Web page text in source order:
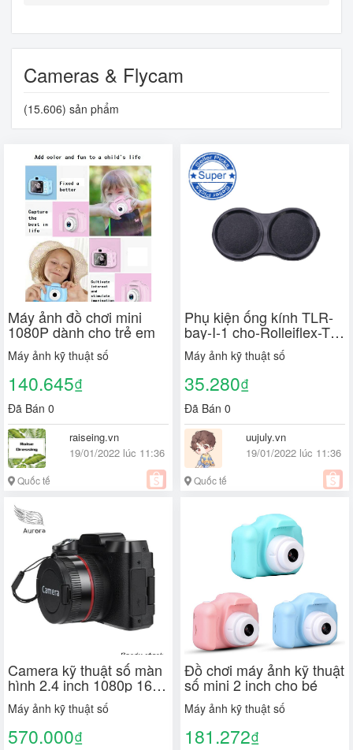
Cameras & Flycam
(15.606) sản phẩm
Máy ảnh đồ chơi mini
1080P dành cho trẻ em
Máy ảnh kỹ thuật số
140.645₫
Đã Bán 0
raiseing.vn
19/01/2022 lúc 11:36
Quốc tế
Phụ kiện ống kính TLR-
bay-I-1 cho-Rolleiflex-T-
MX-Yashica-124-Minolta-
autocor C3C6 R1P8P
Máy ảnh kỹ thuật số
35.280₫
Đã Bán 0
uujuly.vn
19/01/2022 lúc 11:36
Quốc tế
Camera kỹ thuật số màn
hình 2.4 inch 1080p 16X
chất lượng cao
Máy ảnh kỹ thuật số
570.000₫
Đồ chơi máy ảnh kỹ thuật
số mini 2 inch cho bé
Máy ảnh kỹ thuật số
181.272₫